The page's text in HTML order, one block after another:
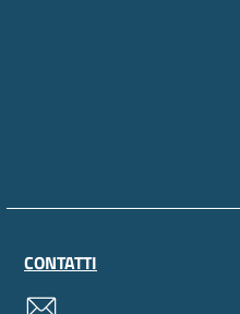
CONTATTI